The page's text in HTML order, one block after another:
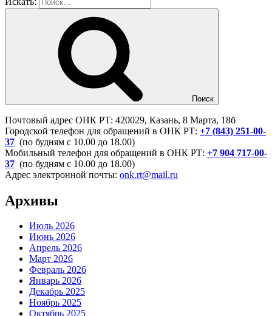
Поиск
Почтовый адрес ОНК РТ: 420029, Казань, 8 Марта, 18б
Городской телефон для обращений в ОНК РТ: +7 (843) 251-00-
37 (по будням с 10.00 до 18.00)
Мобильный телефон для обращений в ОНК РТ: +7 904 717-00-
37 (по будням с 10.00 до 18.00)
Адрес электронной почты: onk.rt@mail.ru
Архивы
Июль 2026
Июнь 2026
Апрель 2026
Март 2026
Февраль 2026
Январь 2026
Декабрь 2025
Ноябрь 2025
Октябрь 2025